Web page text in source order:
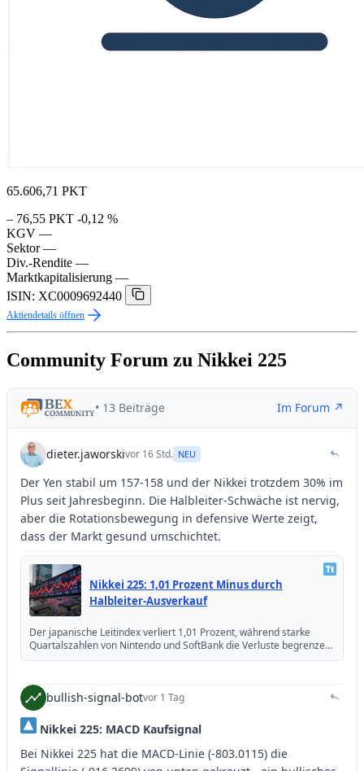
65.606,71 PKT
– 76,55 PKT -0,12 %
KGV —
Sektor —
Div.-Rendite —
Marktkapitalisierung —
ISIN: XC0009692440
Aktiendetails öffnen
Community Forum zu Nikkei 225